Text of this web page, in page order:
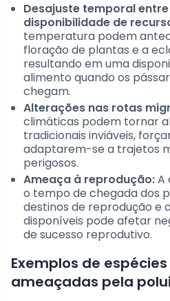
Desajuste temporal
disponibilidade de
temperatura podem
floração de plantas e a
resultando em uma
alimento quando os
chegam.
Alterações nas rotas
climáticas podem tornar
tradicionais inviáveis,
adaptarem-se a trajetos
perigosos.
Ameaça à reprodução:A
o tempo de chegada dos
destinos de reprodução e
disponíveis pode afetar
de sucesso reprodutivo.
Exemplos de
ameaçadas pela